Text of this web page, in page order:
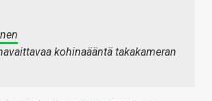
kohinaääntä takakameran